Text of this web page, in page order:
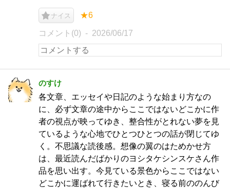
ナイス ★6
コメント(0) 2026/06/17
のすけ
各文章、エッセイや日記のような始まり方なの
に、必ず文章の途中からここではないどこかに作
者の視点が映ってゆき、整合性がとれない夢を見
ているような心地でひとつひとつの話が閉じてゆ
く。不思議な読後感。想像の翼のはためかせ方
は、最近読んだばかりのヨシタケシンスケさん作
品を思い出す。今見ている景色からここではない
どこかに運ばれて行きたいとき、寝る前ののんび